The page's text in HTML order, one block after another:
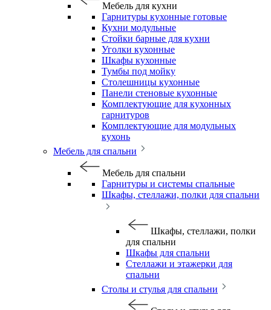
Мебель для кухни
Гарнитуры кухонные готовые
Кухни модульные
Стойки барные для кухни
Уголки кухонные
Шкафы кухонные
Тумбы под мойку
Столешницы кухонные
Панели стеновые кухонные
Комплектующие для кухонных
гарнитуров
Комплектующие для модульных
кухонь
Мебель для спальни
Мебель для спальни
Гарнитуры и системы спальные
Шкафы, стеллажи, полки для спальни
Шкафы, стеллажи, полки
для спальни
Шкафы для спальни
Стеллажи и этажерки для
спальни
Столы и стулья для спальни